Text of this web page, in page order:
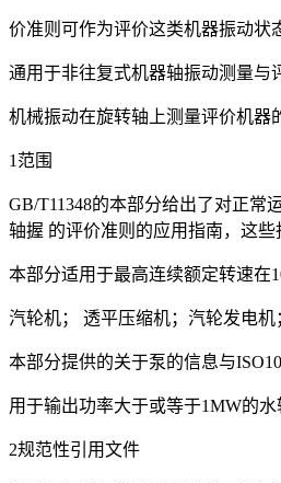
价准则可作为评价这类机器振动状
通用于非往复式机器轴振动测量与
机械振动在旋转轴上测量评价机器
1范围
GB/T11348的本部分给出了对正常
轴握 的评价准则的应用指南，这
本部分适用于最高连续额定转速在
汽轮机； 透平压缩机；汽轮发电
本部分提供的关于泵的信息与
用于输出功率大于或等于1MW的
2规范性引用文件